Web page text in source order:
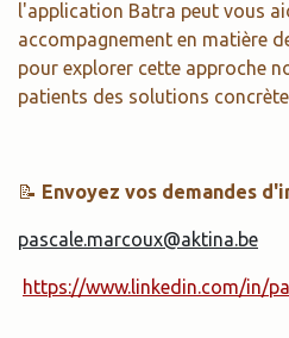
l'application Batra peut vous
accompagnement en matière
pour explorer cette approche
patients des solutions
📝 Envoyez vos demandes
pascale.marcoux@aktina.be
https://www.linkedin.com/in/